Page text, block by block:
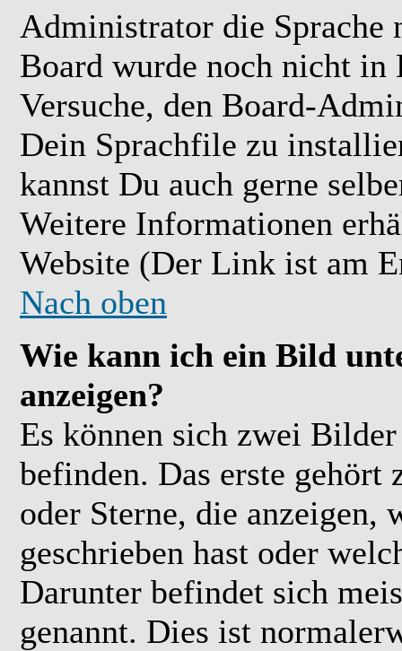
Administrator die Sprache
Board wurde noch nicht in
Versuche, den Board-
Dein Sprachfile zu
kannst Du auch gerne
Weitere Informationen
Website (Der Link ist am
Nach oben
Wie kann ich ein Bild
anzeigen?
Es können sich zwei
befinden. Das erste gehört
oder Sterne, die anzeigen,
geschrieben hast oder
Darunter befindet sich
genannt. Dies ist